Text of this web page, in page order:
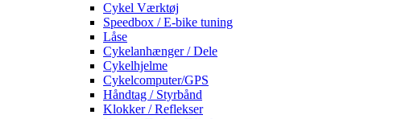
Cykel Værktøj
Speedbox / E-bike tuning
Låse
Cykelanhænger / Dele
Cykelhjelme
Cykelcomputer/GPS
Håndtag / Styrbånd
Klokker / Reflekser